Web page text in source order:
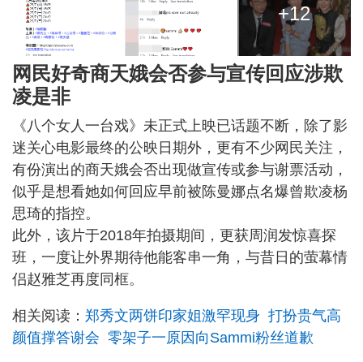
+12
网民好奇商天娥会否参与宣传回应涉欺
凌是非
《八个女人一台戏》未正式上映已话题不断，除了影
迷关心电影最终的公映日期外，更有不少网民关注，
有份演出的商天娥会否出现做宣传或参与谢票活动，
似乎是想看她如何回应早前被陈曼娜点名爆曾欺凌杨
思琦的指控。
此外，该片于2018年拍摄期间，更获周润发惊喜探
班，一度让外界期待他能客串一角，与昔日的萤幕情
侣赵雅芝再度同框。
相关阅读： 郑秀文两饼印家姐激罕现身 打扮贵气高
颜值撑答谢会 零架子一原因向Sammi粉丝道歉